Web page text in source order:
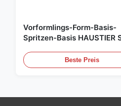
Vorformlings-Form-Basis-
Spritzen-Basis HAUSTIER
Beste Preis